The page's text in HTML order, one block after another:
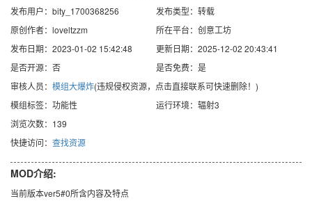
发布用户：bity_1700368256
发布类型：转载
原创作者：loveltzzm
所在平台：创意工坊
发布日期：2023-01-02 15:42:48
更新日期：2025-12-02 20:43:41
是否开源：否
是否免费：是
审核人员： 模组大爆炸(违规侵权资源，点击直接联系可快速删除！)
模组标签：功能性
运行环境：辐射3
浏览次数：139
快捷访问： 查找资源
MOD介绍:
当前版本ver5#0所含内容及特点